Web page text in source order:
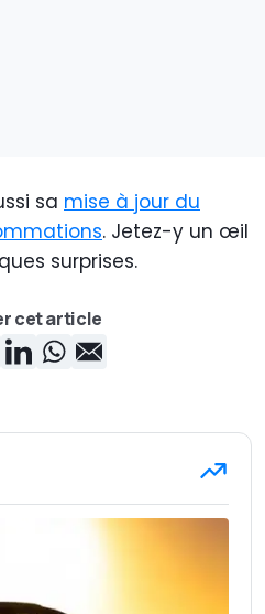
sa mise à jour du
. Jetez-y un œil
surprises.
cet article